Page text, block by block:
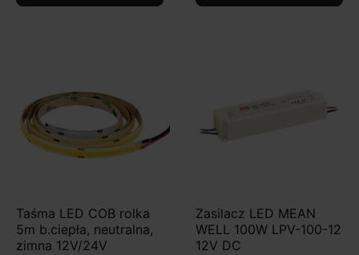
Taśma LED COB rolka
5m b.ciepła, neutralna,
zimna 12V/24V
Zasilacz LED MEAN
WELL 100W LPV-100-12
12V DC